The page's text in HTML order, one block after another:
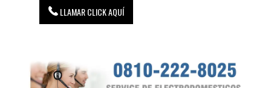
LLAMAR CLICK AQUÍ